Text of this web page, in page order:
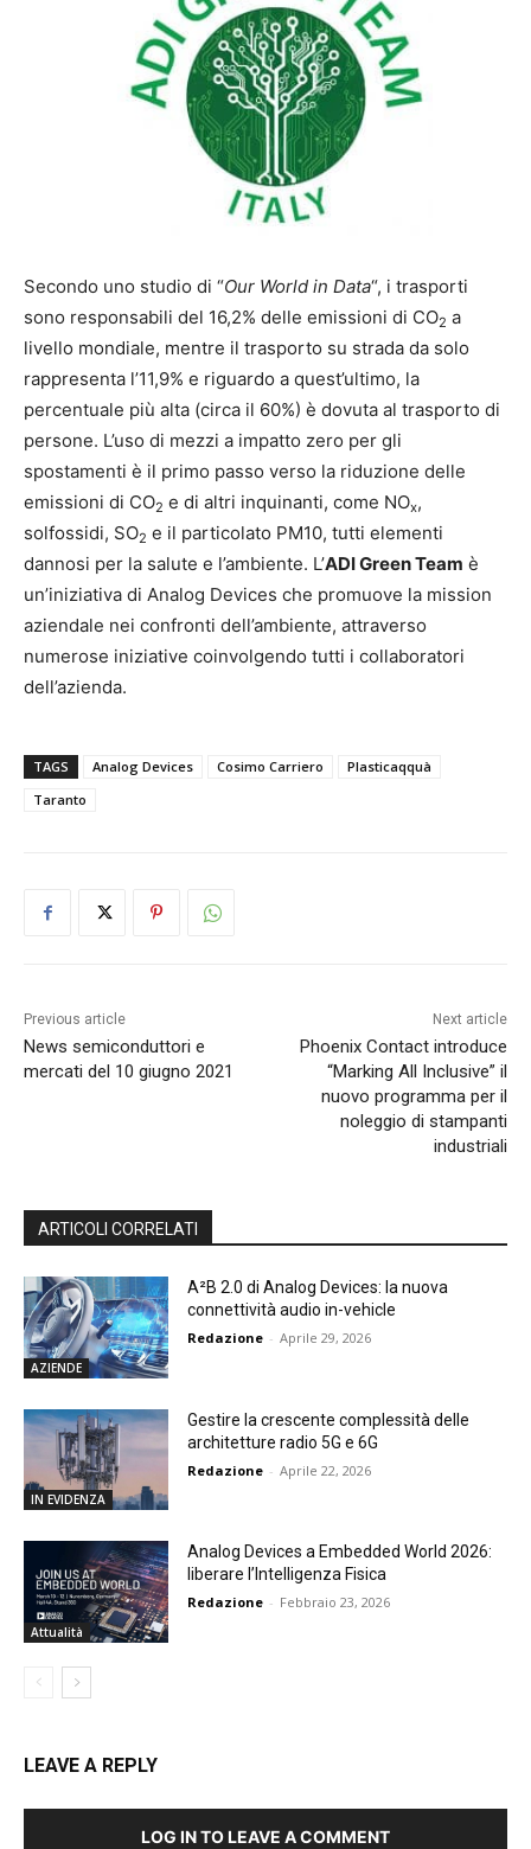
Secondo uno studio di “Our World in Data“, i trasporti
sono responsabili del 16,2% delle emissioni di CO2 a
livello mondiale, mentre il trasporto su strada da solo
rappresenta l’11,9% e riguardo a quest’ultimo, la
percentuale più alta (circa il 60%) è dovuta al trasporto di
persone. L’uso di mezzi a impatto zero per gli
spostamenti è il primo passo verso la riduzione delle
emissioni di CO2 e di altri inquinanti, come NOx,
solfossidi, SO2 e il particolato PM10, tutti elementi
dannosi per la salute e l’ambiente. L’ADI Green Team è
un’iniziativa di Analog Devices che promuove la mission
aziendale nei confronti dell’ambiente, attraverso
numerose iniziative coinvolgendo tutti i collaboratori
dell’azienda.
TAGS Analog Devices Cosimo Carriero
Plasticaqquà
Taranto
Previous article
News semiconduttori e
mercati del 10 giugno 2021
Next article
Phoenix Contact introduce
“Marking All Inclusive” il
nuovo programma per il
noleggio di stampanti
industriali
ARTICOLI CORRELATI
AZIENDE
A²B 2.0 di Analog Devices: la nuova
connettività audio in-vehicle
Redazione - Aprile 29, 2026
IN EVIDENZA
Gestire la crescente complessità delle
architetture radio 5G e 6G
Redazione - Aprile 22, 2026
Attualità
Analog Devices a Embedded World 2026:
liberare l’Intelligenza Fisica
Redazione - Febbraio 23, 2026
LEAVE A REPLY
LOG IN TO LEAVE A COMMENT